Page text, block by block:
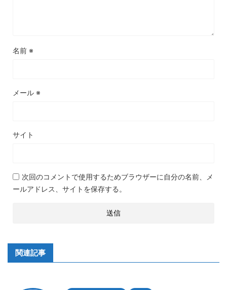
名前 ※
メール ※
サイト
次回のコメントで使用するためブラウザーに自分の名前、メ
ールアドレス、サイトを保存する。
関連記事